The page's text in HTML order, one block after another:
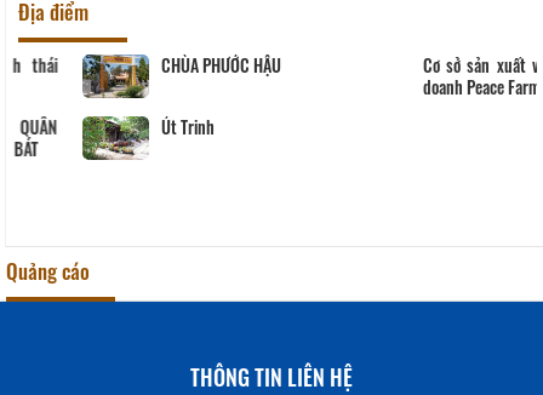
Địa điểm
CHÙA PHƯỚC HẬU
Cơ sở sản xuất và kinh
doanh Peace Farm
Út Trinh
Quảng cáo
THÔNG TIN LIÊN HỆ